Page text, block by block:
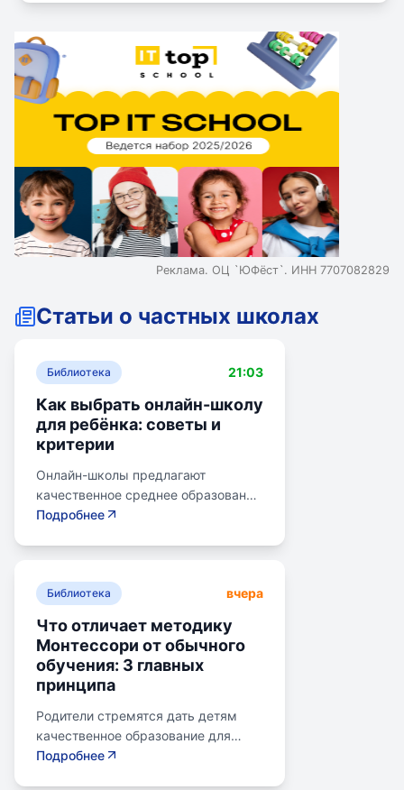
Реклама. ОЦ `ЮФёст`. ИНН 7707082829
Статьи о частных школах
Библиотека 21:03
Как выбрать онлайн-школу
для ребёнка: советы и
критерии
Онлайн-школы предлагают
качественное среднее образование
без привязки к району. Важно
предпочитаемую нагрузку. Важно
получить аттестат для поступления
в университет или колледж.
Онлайн-школы могут быть разными
по формату: с зачислением,
семейное образование, онлайн-
курсы, самостоятельная
платформа, индивидуальный
Подробнее
Библиотека вчера
Что отличает методику
Монтессори от обычного
обучения: 3 главных
принципа
Родители стремятся дать детям
качественное образование для
лучшего будущего. Обучение по
Подробнее